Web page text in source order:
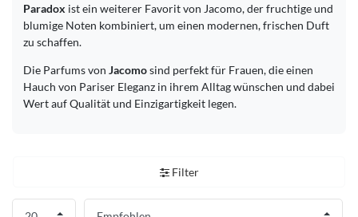
Paradox ist ein weiterer Favorit von Jacomo, der fruchtige und
blumige Noten kombiniert, um einen modernen, frischen Duft
zu schaffen.
Die Parfums von Jacomosind perfekt für Frauen, die einen
Hauch von Pariser Eleganz in ihrem Alltag wünschen und dabei
Wert auf Qualität und Einzigartigkeit legen.
Filter